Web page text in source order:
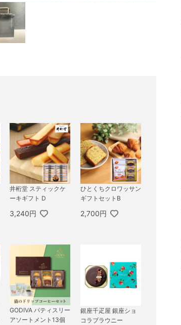
井桁堂 スティックケ
ーキギフト D
3,240円
ひとくちクロワッサン
ギフトセットB
2,700円
GODIVA パティスリー
アソートメント13個
銀座千疋屋 銀座ショ
コラブラウニー